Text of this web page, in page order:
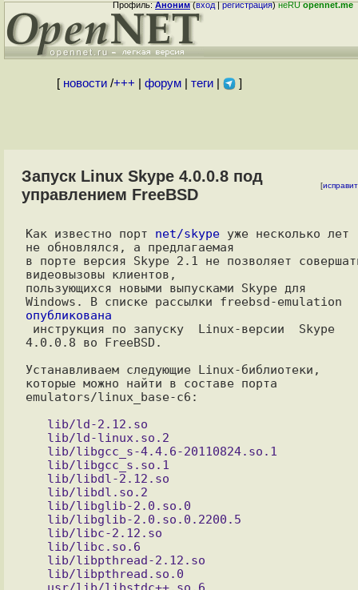
Профиль:Аноним(вход|регистрация)неRUopennet.me
[ новости/+++ форум| теги| ]
Запуск Linux Skype 4.0.0.8 под
управлением FreeBSD
[
Как известно порт net/skype уже несколько лет
не обновлялся, а предлагаемая
в порте версия Skype 2.1 не позволяет
видеовызовы клиентов,
пользующихся новыми выпусками Skype для
опубликована
4.0.0.8 во FreeBSD.
Устанавливаем следующие Linux-библиотеки,
которые можно найти в составе порта
emulators/linux_base-c6: